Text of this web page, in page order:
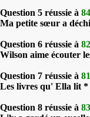
Question 5 réussie à
Ma petite sœur a
Question 6 réussie à
Wilson aime écouter
Question 7 réussie à
Les livres qu' Ella lit *
Question 8 réussie à